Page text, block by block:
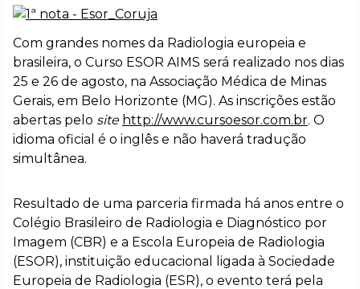
Com grandes nomes da Radiologia europeia e
brasileira, o Curso ESOR AIMS será realizado nos dias
25 e 26 de agosto, na Associação Médica de Minas
Gerais, em Belo Horizonte (MG). As inscrições estão
abertas pelo site http://www.cursoesor.com.br. O
idioma oficial é o inglês e não haverá tradução
simultânea.
Resultado de uma parceria firmada há anos entre o
Colégio Brasileiro de Radiologia e Diagnóstico por
Imagem (CBR) e a Escola Europeia de Radiologia
(ESOR), instituição educacional ligada à Sociedade
Europeia de Radiologia (ESR), o evento terá pela